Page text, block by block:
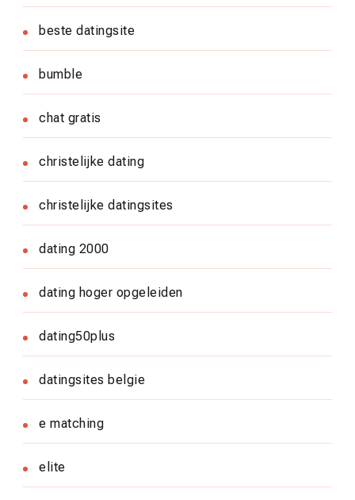
beste datingsite
bumble
chat gratis
christelijke dating
christelijke datingsites
dating 2000
dating hoger opgeleiden
dating50plus
datingsites belgie
e matching
elite